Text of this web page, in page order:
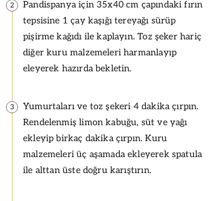
2
Pandispanya için 35x40 cm çapındaki fırın
tepsisine 1 çay kaşığı tereyağı sürüp
pişirme kağıdı ile kaplayın. Toz şeker hariç
diğer kuru malzemeleri harmanlayıp
eleyerek hazırda bekletin.
3
Yumurtaları ve toz şekeri 4 dakika çırpın.
Rendelenmiş limon kabuğu, süt ve yağı
ekleyip birkaç dakika çırpın. Kuru
malzemeleri üç aşamada ekleyerek spatula
ile alttan üste doğru karıştırın.